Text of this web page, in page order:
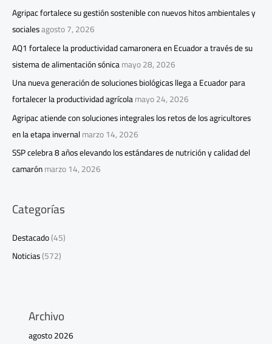
Agripac fortalece su gestión sostenible con nuevos hitos ambientales y
socialesagosto 7, 2026
AQ1 fortalece la productividad camaronera en Ecuador a través de su
sistema de alimentación sónicamayo 28, 2026
Una nueva generación de soluciones biológicas llega a Ecuador para
fortalecer la productividad agrícolamayo 24, 2026
Agripac atiende con soluciones integrales los retos de los agricultores
en la etapa invernalmarzo 14, 2026
SSP celebra 8 años elevando los estándares de nutrición y calidad del
camarónmarzo 14, 2026
Categorías
Destacado(45)
Noticias(572)
Archivo
agosto 2026